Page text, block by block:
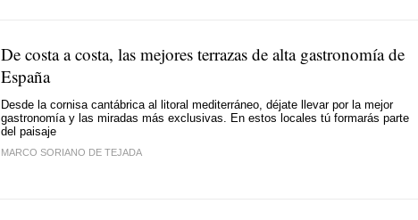
De costa a costa, las mejores terrazas de alta gastronomía de
España
Desde la cornisa cantábrica al litoral mediterráneo, déjate llevar por la mejor
gastronomía y las miradas más exclusivas. En estos locales tú formarás parte
del paisaje
MARCO SORIANO DE TEJADA